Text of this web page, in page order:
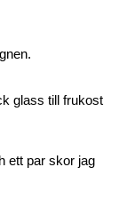
glass till frukost
ett par skor jag